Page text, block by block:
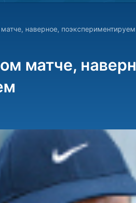
наверное, поэкспериментируем
матче,